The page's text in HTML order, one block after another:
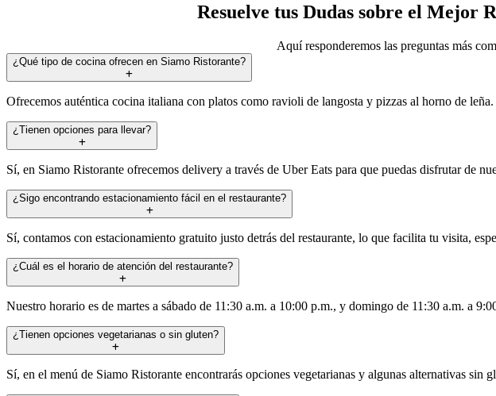
Resuelve tus Dudas sobre el Mejor
Aquí responderemos las preguntas más
¿Qué tipo de cocina ofrecen en Siamo Ristorante?
Ofrecemos auténtica cocina italiana con platos como ravioli de langosta y pizzas al horno de
¿Tienen opciones para llevar?
Sí, en Siamo Ristorante ofrecemos delivery a través de Uber Eats para que puedas disfrutar de
¿Sigo encontrando estacionamiento fácil en el restaurante?
Sí, contamos con estacionamiento gratuito justo detrás del restaurante, lo que facilita tu visita,
¿Cuál es el horario de atención del restaurante?
Nuestro horario es de martes a sábado de 11:30 a.m. a 10:00 p.m., y domingo de 11:30 a.m. a
¿Tienen opciones vegetarianas o sin gluten?
Sí, en el menú de Siamo Ristorante encontrarás opciones vegetarianas y algunas alternativas sin